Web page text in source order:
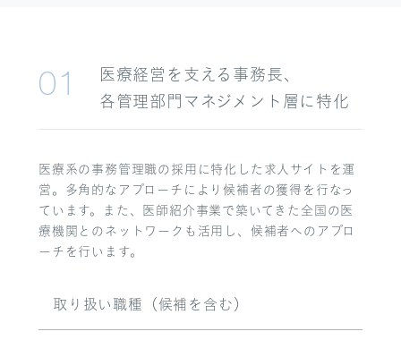
01 医療経営を支える 事務長、
各管理部門マネジメント層に特化
医療系の事務管理職の採用に特化した求人サイトを運
営。多角的なアプローチにより候補者の獲得を行なっ
ています。また、医師紹介事業で築いてきた全国の医
療機関とのネットワークも活用し、候補者へのアプロ
ーチを行います。
取り扱い職種（候補を含む）